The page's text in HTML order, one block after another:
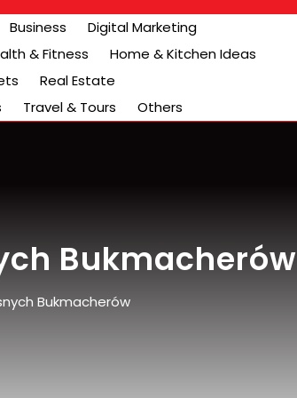
Business
Digital Marketing
& Fitness
Home & Kitchen Ideas
Real Estate
Travel & Tours Others
Bukmacherów
Bukmacherów